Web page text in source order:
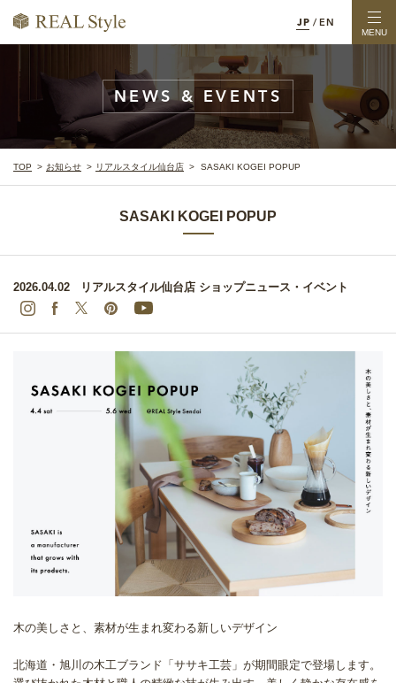
JP / EN
MENU
NEWS & EVENTS
TOP お知らせ リアルスタイル仙台店 SASAKI KOGEI POPUP
SASAKI KOGEI POPUP
2026.04.02 リアルスタイル仙台店 ショップニュース・イベント
木の美しさと、素材が生まれ変わる新しいデザイン
北海道・旭川の木工ブランド「ササキ工芸」が期間眼定で登場します。